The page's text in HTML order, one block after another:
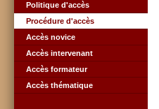
Politique d'accès
Procédure d'accès
Accès novice
Accès intervenant
Accès formateur
Accès thématique